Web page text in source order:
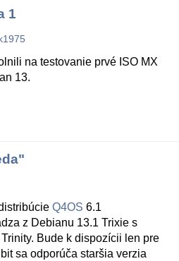
1
na testovanie prvé ISO MX
13.
Q4OS 6.1
z Debianu 13.1 Trixie s
Bude k dispozícii len pre
sa odporúča staršia verzia